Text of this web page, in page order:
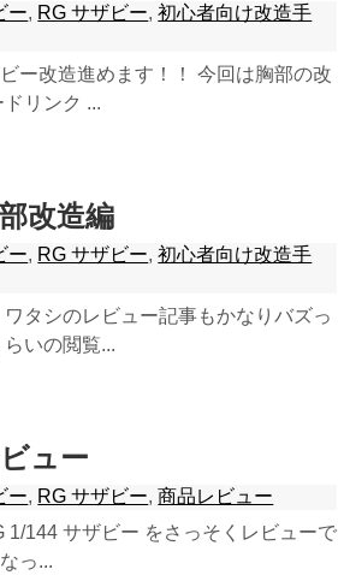
ー, RG サザビー,初心者向け改造手
ー改造進めます！！ 今回は胸部の改
リンク ...
改造編
ー, RG サザビー,初心者向け改造手
タシのレビュー記事もかなりバズっ
いの閲覧...
ュー
ー, RG サザビー,商品レビュー
144 サザビー をさっそくレビューで
っ...